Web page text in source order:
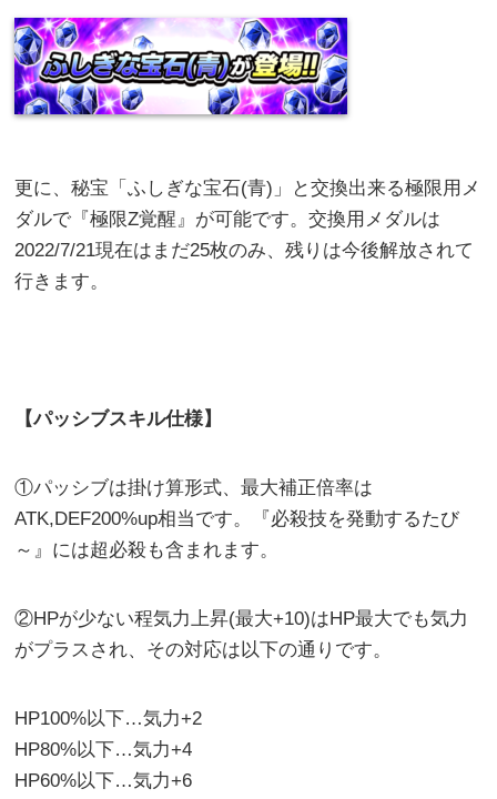
更に、秘宝「ふしぎな宝石(青)」と交換出来る極限用メ
ダルで『極限Z覚醒』が可能です。交換用メダルは
2022/7/21現在はまだ25枚のみ、残りは今後解放されて
行きます。
【パッシブスキル仕様】
①パッシブは掛け算形式、最大補正倍率は
ATK,DEF200%up相当です。『必殺技を発動するたび
～』には超必殺も含まれます。
②HPが少ない程気力上昇(最大+10)はHP最大でも気力
がプラスされ、その対応は以下の通りです。
HP100%以下…気力+2
HP80%以下…気力+4
HP60%以下…気力+6